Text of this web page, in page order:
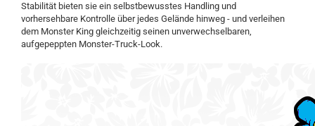
Stabilität bieten sie ein selbstbewusstes Handling und
vorhersehbare Kontrolle über jedes Gelände hinweg - und verleihen
dem Monster King gleichzeitig seinen unverwechselbaren,
aufgepeppten Monster-Truck-Look.